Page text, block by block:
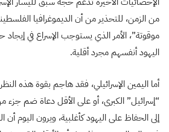
من الزمن، للتحذير من أن الديموغرافيا
موقوتة”، الأمر الذي يستوجب الإسراع في
اليهود أنفسهم مجرد أقلية.
أما اليمين الإسرائيلي، فقد هاجم بقوة هذه
“إسرائيل” الكبرى، أو على الأقل دعاة ضم جزء
إلى الحفاظ على اليهود كأغلبية، ويرون اليوم أن